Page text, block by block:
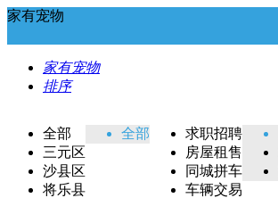
家有宠物
家有宠物
排序
全部
三元区
沙县区
将乐县
全部
求职招聘
房屋租售
同城拼车
车辆交易